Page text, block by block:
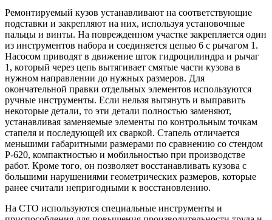
Ремонтируемый кузов устанавливают на соответствующие
подставки и закрепляют на них, используя установочные
пальцы и винты. На поврежденном участке закрепляется один
из инструментов набора и соединяется цепью 6 с рычагом 1.
Насосом приводят в движение шток гидроцилиндра и рычаг
1, который через цепь вытягивает смятые части кузова в
нужном направлении до нужных размеров. Для
окончательной правки отдельных элементов используются
ручные инструменты. Если нельзя вытянуть и выправить
некоторые детали, то эти детали полностью заменяют,
устанавливая заменяемые элементы по контрольным точкам
стапеля и последующей их сваркой. Стапель отличается
меньшими габаритными размерами по сравнению со стендом
Р-620, компактностью и мобильностью при производстве
работ. Кроме того, он позволяет восстанавливать кузова с
большими нарушениями геометрических размеров, которые
ранее считали непригодными к восстановлению.
На СТО используются специальные инструменты и